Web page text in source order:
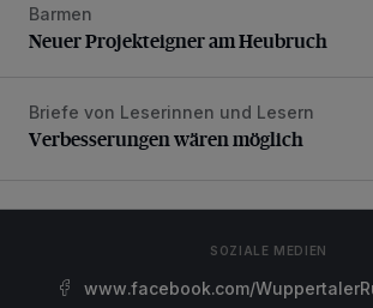
Neuer Projekteigner am Heubruch
Barmen
Neuer Projekteigner am Heubruch
Verbesserungen wären möglich
Briefe von Leserinnen und Lesern
Verbesserungen wären möglich
SOZIALE MEDIEN
www.facebook.com/